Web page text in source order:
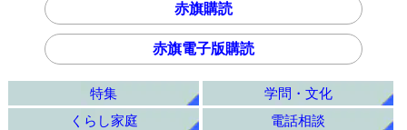
赤旗購読
赤旗電子版購読
特集
学問・文化
くらし家庭
電話相談